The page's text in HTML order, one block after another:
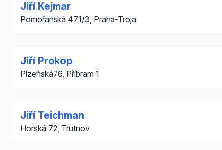
Jiří Kejmar
Pomořanská 471/3, Praha-Troja
Jiří Prokop
Plzeňská76, Příbram 1
Jiří Teichman
Horská 72, Trutnov